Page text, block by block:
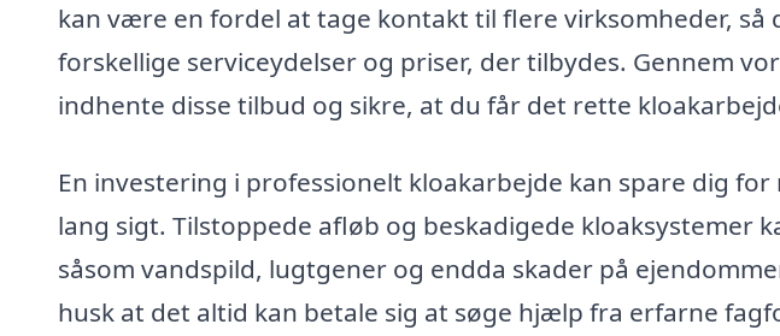
kan være en fordel at tage kontakt til flere virksomheder, så
forskellige serviceydelser og priser, der tilbydes. Gennem
indhente disse tilbud og sikre, at du får det rette
En investering i professionelt kloakarbejde kan spare dig
lang sigt. Tilstoppede afløb og beskadigede kloaksystemer
såsom vandspild, lugtgener og endda skader på
husk at det altid kan betale sig at søge hjælp fra erfarne